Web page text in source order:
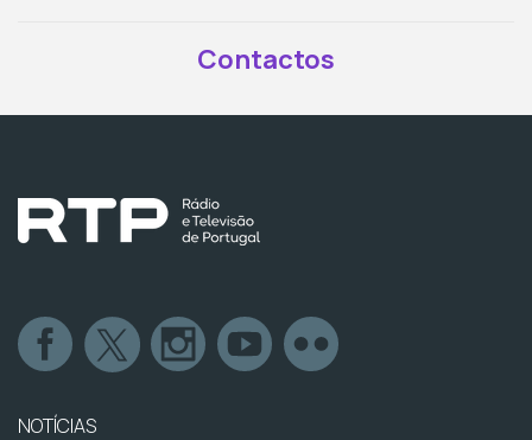
Contactos
NOTÍCIAS